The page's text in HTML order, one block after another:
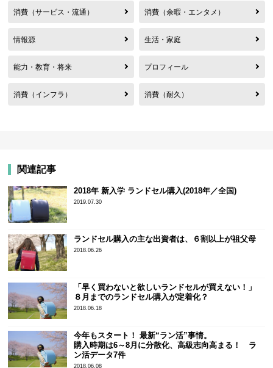
消費（サービス・流通） 消費（余暇・エンタメ）
情報源 生活・家庭
能力・教育・将来 プロフィール
消費（インフラ） 消費（耐久）
関連記事
2018年 新入学 ランドセル購入(2018年／全国)
2019.07.30
ランドセル購入の主な出資者は、６割以上が祖父母
2018.06.26
「早く買わないと欲しいランドセルが買えない！」
８月までのランドセル購入が定着化？
2018.06.18
今年もスタート！ 最新“ラン活”事情。
購入時期は6～8月に分散化、高級志向高まる！ ラ
ン活データ7件
2018.06.08